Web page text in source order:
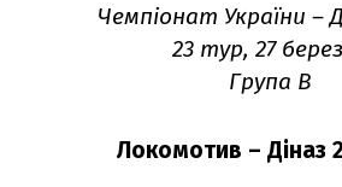
Чемпіонат України –
23 тур, 27
Група B
Локомотив – Діназ